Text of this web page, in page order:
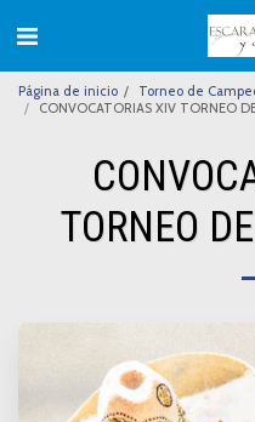
Página de inicio
Torneo de
CONVOCATORIAS XIV TORNEO
TORNEO